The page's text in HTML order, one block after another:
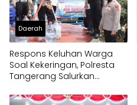
Daerah
Respons Keluhan Warga
Soal Kekeringan, Polresta
Tangerang Salurkan
Panongan